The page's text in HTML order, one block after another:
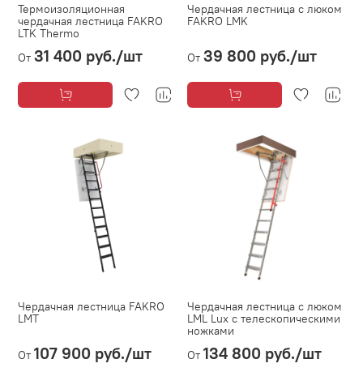
Термоизоляционная
чердачная лестница FAKRO
LTK Thermo
От 31 400 руб./шт
Чердачная лестница с люком
FAKRO LMK
От 39 800 руб./шт
Чердачная лестница FAKRO
LMT
От 107 900 руб./шт
Чердачная лестница с люком
LML Lux с телескопическими
ножками
От 134 800 руб./шт